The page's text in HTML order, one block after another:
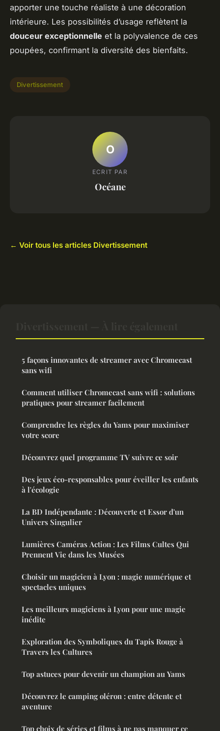
apporter une touche réaliste à une décoration
intérieure. Les possibilités d’usage reflètent la
douceur exceptionnelle et la polyvalence de ces
poupées, confirmant la diversité des bienfaits.
Divertissement
O
ECRIT PAR
Océane
← Voir tous les articles Divertissement
5 façons innovantes de streamer avec Chromecast
sans wifi
Comment utiliser Chromecast sans wifi : solutions
pratiques pour streamer facilement
Comprendre les règles du Yams pour maximiser
votre score
Découvrez quel programme TV suivre ce soir
Des jeux éco-responsables pour éveiller les enfants
à l'écologie
La BD Indépendante : Découverte et Essor d'un
Univers Singulier
Lumières Caméras Action : Les Films Cultes Qui
Prennent Vie dans les Musées
Choisir un magicien à Lyon : magie numérique et
spectacles uniques
Les meilleurs magiciens à Lyon pour une magie
inédite
Exploration des Symboliques du Tapis Rouge à
Travers les Cultures
Top astuces pour devenir un champion au Yams
Découvrez le camping oléron : entre détente et
aventure
Top choix de séries et films à ne pas manquer ce